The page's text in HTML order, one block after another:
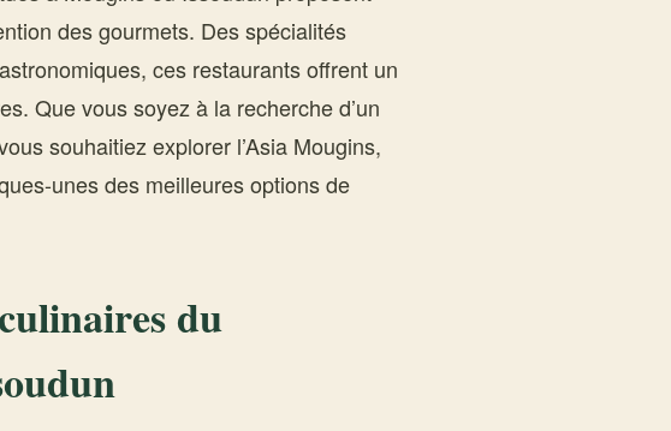
des gourmets. Des spécialités
ces restaurants offrent un
Que vous soyez à la recherche d’un
souhaitiez explorer l’Asia Mougins,
unes des meilleures options de
du